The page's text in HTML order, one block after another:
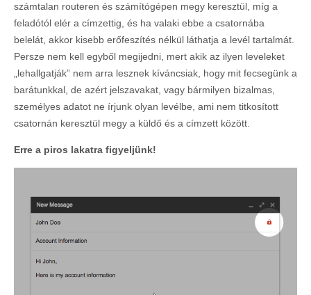
számtalan routeren és számítógépen megy keresztül, míg a
feladótól elér a címzettig, és ha valaki ebbe a csatornába
belelát, akkor kisebb erőfeszítés nélkül láthatja a levél tartalmát.
Persze nem kell egyből megijedni, mert akik az ilyen leveleket
„lehallgatják” nem arra lesznek kíváncsiak, hogy mit fecsegünk a
barátunkkal, de azért jelszavakat, vagy bármilyen bizalmas,
személyes adatot ne írjunk olyan levélbe, ami nem titkosított
csatornán keresztül megy a küldő és a címzett között.
Erre a piros lakatra figyeljünk!